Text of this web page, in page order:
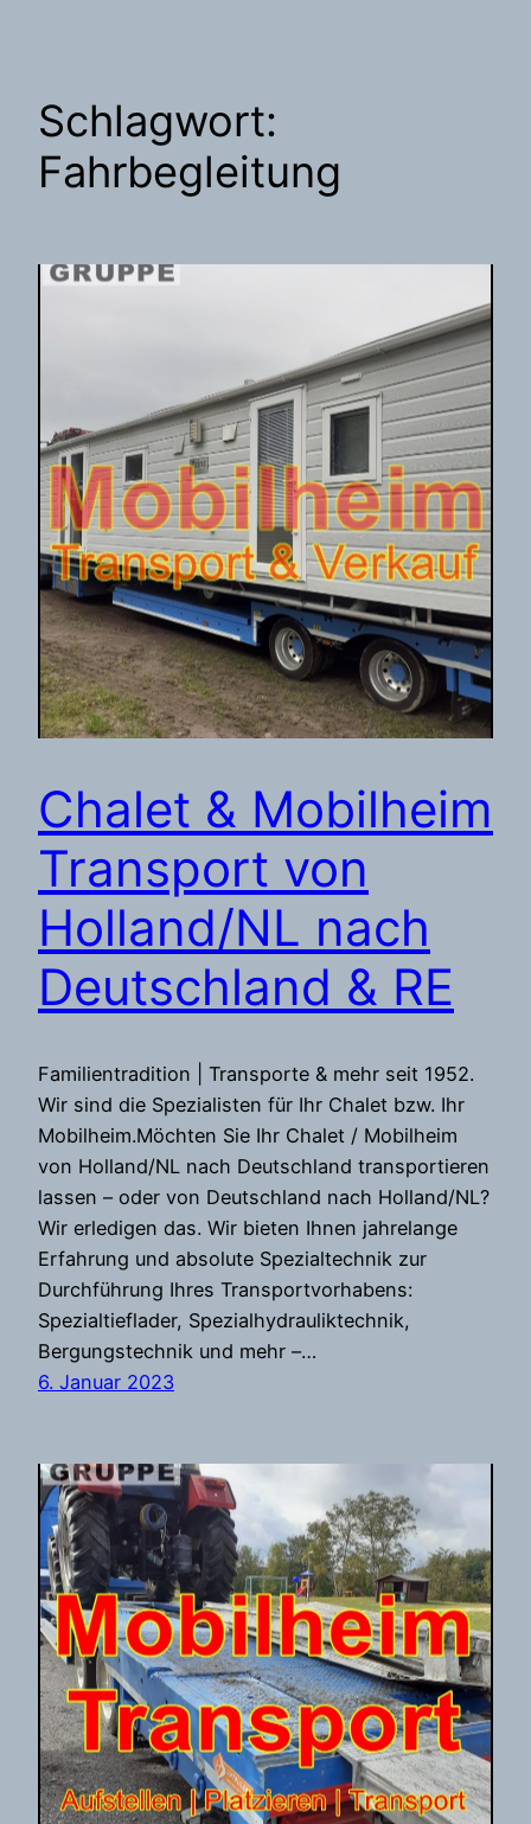
Schlagwort:
Fahrbegleitung
Chalet & Mobilheim
Transport von
Holland/NL nach
Deutschland & RE
Familientradition | Transporte & mehr seit 1952.
Wir sind die Spezialisten für Ihr Chalet bzw. Ihr
Mobilheim.Möchten Sie Ihr Chalet / Mobilheim
von Holland/NL nach Deutschland transportieren
lassen – oder von Deutschland nach Holland/NL?
Wir erledigen das. Wir bieten Ihnen jahrelange
Erfahrung und absolute Spezialtechnik zur
Durchführung Ihres Transportvorhabens:
Spezialtieflader, Spezialhydrauliktechnik,
Bergungstechnik und mehr –…
6. Januar 2023